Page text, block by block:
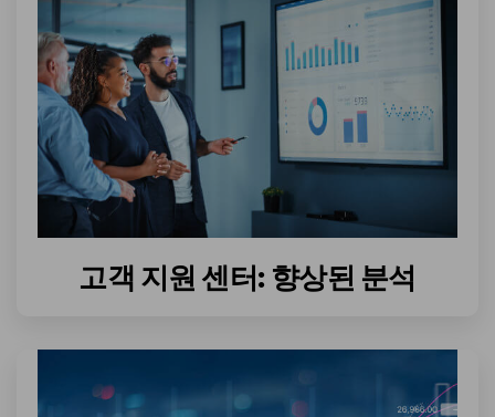
고객 지원 센터: 향상된 분석